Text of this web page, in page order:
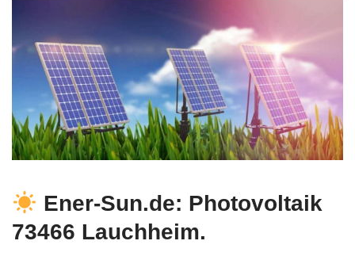
Ener-Sun.de: Photovoltaik
73466 Lauchheim.